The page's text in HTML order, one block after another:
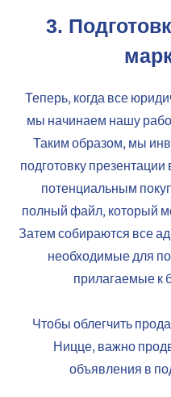
3.
Теперь, когда все
мы начинаем нашу
Таким образом, мы
подготовку
потенциальным
полный файл, который
Затем собираются все
необходимые для
прилагаемые к
Чтобы облегчить
Ницце, важно
объявления в